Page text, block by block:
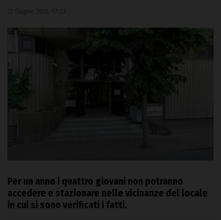
Per un anno i quattro giovani non potranno
accedere e stazionare nelle vicinanze del locale
in cui si sono verificati i fatti.